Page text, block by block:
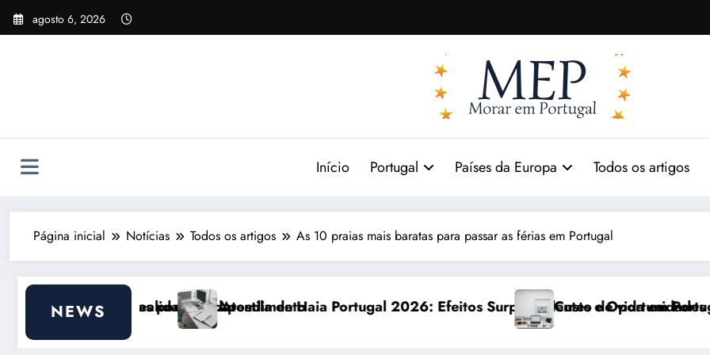
Pular
para
agosto 6, 2026
Início Portugal Países da Europa Todos os artigos
Página inicial Notícias Todos os artigos As 10 praias mais baratas para passar as férias em Portugal
NEWS
2026: Efeitos Surpreendentes e OportunidadesCusto de vida em Portugal 2026: impactos reais e ajustes necessários
Comunicação com